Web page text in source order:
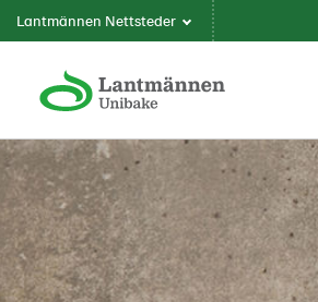
Lantmännen Nettsteder